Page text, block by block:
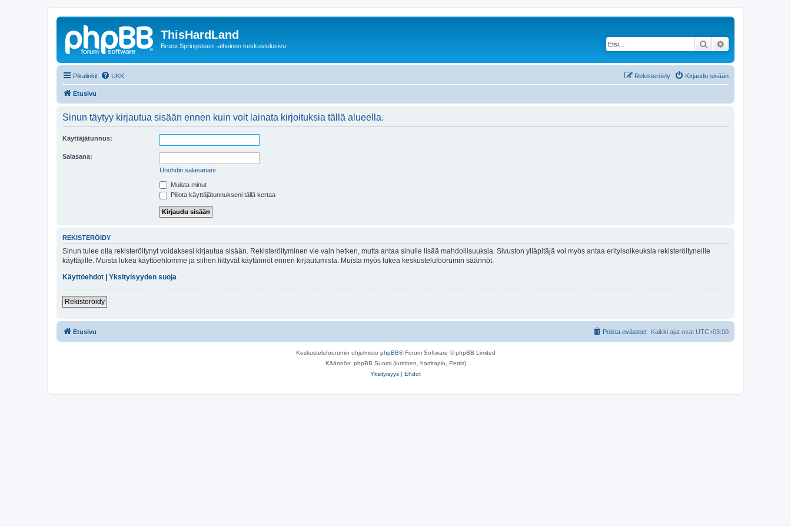
ThisHardLand
Bruce Springsteen -aiheinen keskustelusivu Etsi
Pikalinkit UKK Kirjaudu sisään
Rekisteröidy
Etusivu
Sinun täytyy kirjautua sisään ennen kuin voit lainata kirjoituksia tällä alueella.
Käyttäjätunnus:
Salasana:
Unohdin salasanani
Muista minut
Piilota käyttäjätunnukseni tällä kertaa
REKISTERÖIDY
Sinun tulee olla rekisteröitynyt voidaksesi kirjautua sisään. Rekisteröityminen vie vain hetken, mutta antaa sinulle lisää mahdollisuuksia. Sivuston ylläpitäjä voi myös antaa erityisoikeuksia rekisteröityneille
käyttäjille. Muista lukea käyttöehtomme ja siihen liittyvät käytännöt ennen kirjautumista. Muista myös lukea keskustelufoorumin säännöt.
Käyttöehdot
Yksityisyyden suoja
Rekisteröidy
Etusivu Kaikki ajat ovat UTC+03:00
Poista evästeet
Keskustelufoorumin ohjelmisto phpBB® Forum Software © phpBB Limited
Käännös: phpBB Suomi (lurttinen, harritapio, Pettis)
Yksityisyys | Ehdot